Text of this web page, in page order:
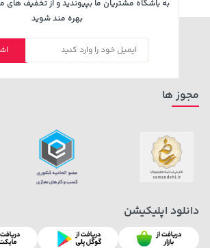
خرید
100,000 تومان
120,000
1,109,000 تومان خرید 1,109,000 تومان
به باشگاه مشتریان ما بپیوندید و از تخفیف های
بهره مند شوید
مجوز ها
دانلود اپلیکیشن